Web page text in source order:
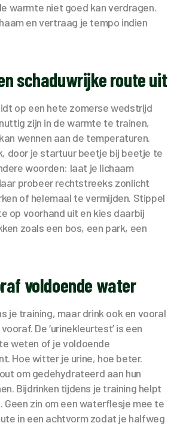
warmte niet goed kan verdragen.
en vertraag je tempo indien
schaduwrijke route uit
op een hete zomerse wedstrijd
zijn in de warmte te trainen,
wennen aan de temperaturen.
door je startuur beetje bij beetje te
woorden: laat je lichaam
probeer rechtstreeks zonlicht
of helemaal te vermijden. Stippel
op voorhand uit en kies daarbij
zoals een bos, een park, een
voldoende water
je training, maar drink ook en vooral
De ‘urinekleurtest’ is een
weten of je voldoende
Hoe witter je urine, hoe beter.
om gedehydrateerd aan hun
Bijdrinken tijdens je training helpt
Geen zin om een waterflesje mee te
in een achtvorm zodat je halfweg